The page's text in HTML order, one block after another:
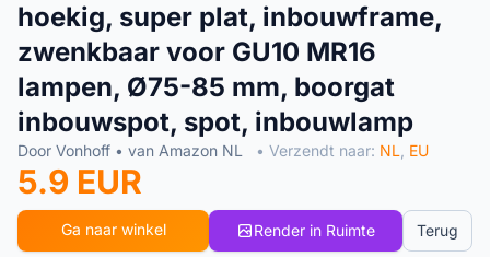
hoekig, super plat, inbouwframe,
zwenkbaar voor GU10 MR16
lampen, Ø75-85 mm, boorgat
inbouwspot, spot, inbouwlamp
Door Vonhoff • van Amazon NL • Verzendt naar: NL, EU
5.9 EUR
Ga naar winkel Render in Ruimte Terug